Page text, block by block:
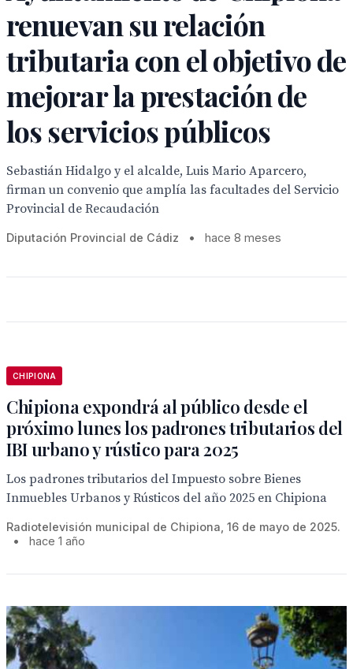
renuevan su relación
tributaria con el objetivo de
mejorar la prestación de
los servicios públicos
Sebastián Hidalgo y el alcalde, Luis Mario Aparcero,
firman un convenio que amplía las facultades del Servicio
Provincial de Recaudación
Diputación Provincial de Cádiz • hace 8 meses
CHIPIONA
Chipiona expondrá al público desde el
próximo lunes los padrones tributarios del
IBI urbano y rústico para 2025
Los padrones tributarios del Impuesto sobre Bienes
Inmuebles Urbanos y Rústicos del año 2025 en Chipiona
Radiotelevisión municipal de Chipiona, 16 de mayo de 2025.
•
hace 1 año